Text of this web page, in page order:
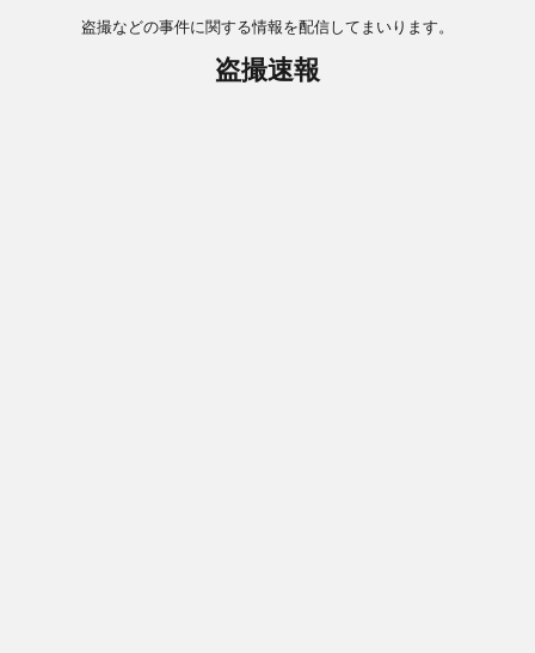
盗撮などの事件に関する情報を配信してまいります。
盗撮速報